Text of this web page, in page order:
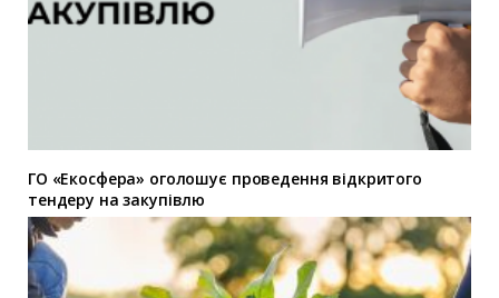
ГО «Екосфера» оголошує проведення відкритого
тендеру на закупівлю